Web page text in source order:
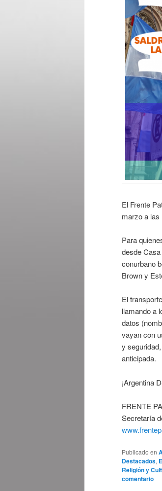
El Frente
marzo a las
Para
desde
conurbano
Brown y
El
llamando a
datos
vayan con
y
anticipada.
¡Argentina
FRENTE
Secretaría
Publicado en
Destacados,
Religión y
comentario